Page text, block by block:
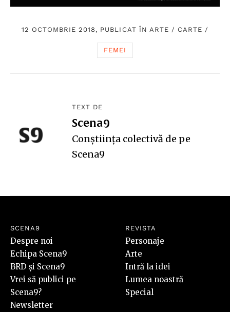
12 OCTOMBRIE 2018, PUBLICAT ÎN ARTE / CARTE /
FEMEI
TEXT DE
Scena9
Conștiința colectivă de pe
Scena9
SCENA9
Despre noi
Echipa Scena9
BRD și Scena9
Vrei să publici pe
Scena9?
Newsletter
REVISTA
Personaje
Arte
Intră la idei
Lumea noastră
Special